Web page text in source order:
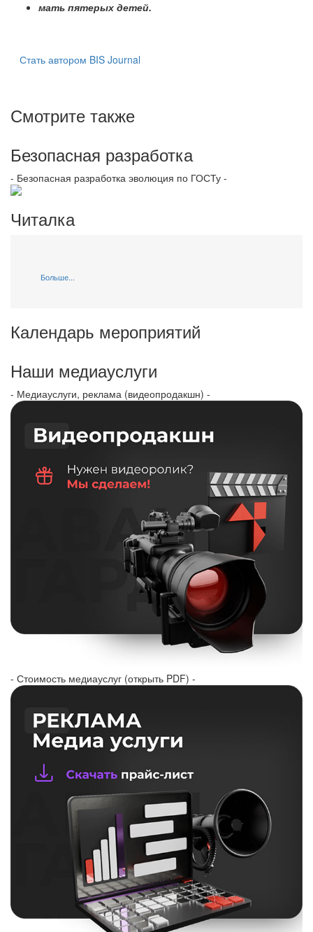
мать пятерых детей.
Стать автором BIS Journal
Смотрите также
Безопасная разработка
- Безопасная разработка эволюция по ГОСТу -
Читалка
Больше...
Календарь мероприятий
Наши медиауслуги
- Медиауслуги, реклама (видеопродакшн) -
- Стоимость медиауслуг (открыть PDF) -